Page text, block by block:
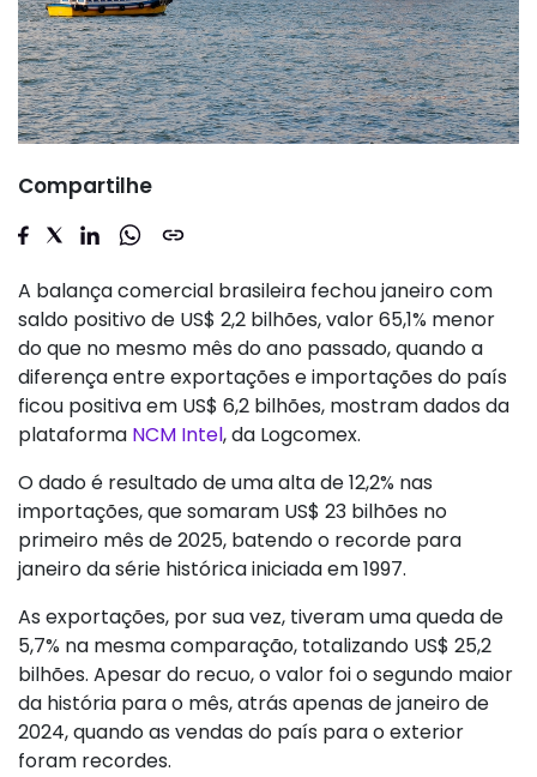
Compartilhe
A balança comercial brasileira fechou janeiro com
saldo positivo de US$ 2,2 bilhões, valor 65,1% menor
do que no mesmo mês do ano passado, quando a
diferença entre exportações e importações do país
ficou positiva em US$ 6,2 bilhões, mostram dados da
plataforma NCM Intel, da Logcomex.
O dado é resultado de uma alta de 12,2% nas
importações, que somaram US$ 23 bilhões no
primeiro mês de 2025, batendo o recorde para
janeiro da série histórica iniciada em 1997.
As exportações, por sua vez, tiveram uma queda de
5,7% na mesma comparação, totalizando US$ 25,2
bilhões. Apesar do recuo, o valor foi o segundo maior
da história para o mês, atrás apenas de janeiro de
2024, quando as vendas do país para o exterior
foram recordes.